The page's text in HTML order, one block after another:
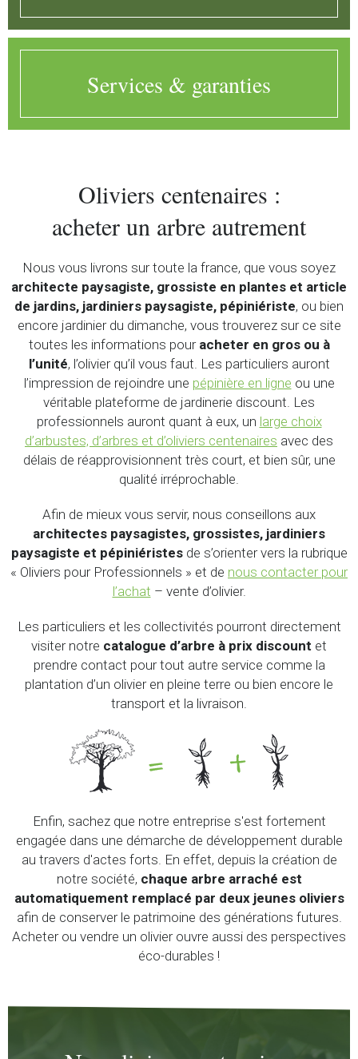
Services & garanties
Oliviers centenaires :
acheter un arbre autrement
Nous vous livrons sur toute la france, que vous soyez
architecte paysagiste, grossiste en plantes et article
de jardins, jardiniers paysagiste, pépiniériste, ou bien
encore jardinier du dimanche, vous trouverez sur ce site
toutes les informations pour acheter en gros ou à
l’unité, l’olivier qu’il vous faut. Les particuliers auront
l’impression de rejoindre une pépinière en ligne ou une
véritable plateforme de jardinerie discount. Les
professionnels auront quant à eux, un large choix
d’arbustes, d’arbres et d’oliviers centenaires avec des
délais de réapprovisionnent très court, et bien sûr, une
qualité irréprochable.
Afin de mieux vous servir, nous conseillons aux
architectes paysagistes, grossistes, jardiniers
paysagiste et pépiniéristesde s’orienter vers la rubrique
« Oliviers pour Professionnels » et de nous contacter pour
l’achat – vente d’olivier.
Les particuliers et les collectivités pourront directement
visiter notre catalogue d’arbre à prix discount et
prendre contact pour tout autre service comme la
plantation d’un olivier en pleine terre ou bien encore le
transport et la livraison.
Enfin, sachez que notre entreprise s'est fortement
engagée dans une démarche de développement durable
au travers d'actes forts. En effet, depuis la création de
notre société, chaque arbre arraché est
automatiquement remplacé par deux jeunes oliviers
afin de conserver le patrimoine des générations futures.
Acheter ou vendre un olivier ouvre aussi des perspectives
éco-durables !